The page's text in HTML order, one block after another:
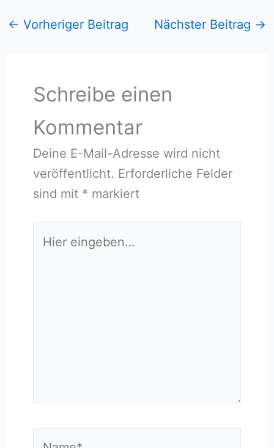
← Vorheriger Beitrag Nächster Beitrag →
Schreibe einen
Kommentar
Deine E-Mail-Adresse wird nicht
veröffentlicht. Erforderliche Felder
sind mit * markiert
eingeben…